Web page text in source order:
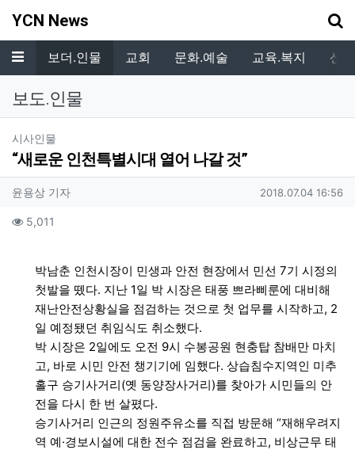
YCN News
메뉴 보더.인물 교회 문화.예술 교육.복지 신
보도.인물
시사인물
“새로운 인천특별시대 열어 나갈 것”
작성자 정보
윤용상 기자작성 작성일
2018.07.04 16:56
컨텐츠 정보
5,011
박남춘 인천시장이 민생과 안전 현장에서 민선 7기 시정의
첫발을 뗐다. 지난 1일 박 시장은 태풍 쁘라삐룬에 대비해
재난안전상황실을 점검하는 것으로 첫 업무를 시작하고, 2
일 예정됐던 취임식도 취소했다.
박 시장은 2일에도 오전 9시 수봉공원 현충탑 참배만 마치
고, 바로 시민 안전 챙기기에 임했다. 상습침수지역인 미추
홀구 승기사거리(옛 동양장사거리)를 찾아가 시민들의 안
전을 다시 한 번 살폈다.
승기사거리 인근의 정원주유소를 직접 방문해 “재해우려지
역 예·경보시설에 대한 전수 점검을 완료하고, 비상근무 태